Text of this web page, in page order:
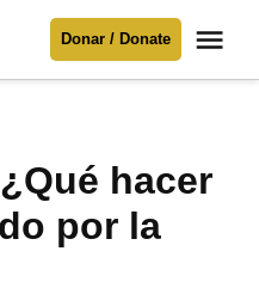
necesitamos
Donar / Donate
hacer
por la